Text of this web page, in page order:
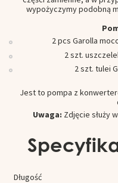
wypożyczymy podobną
2 pcs Garolla
2 szt.
2 szt. tulei
Jest to pompa z
Uwaga: Zdjęcie służy
Długość